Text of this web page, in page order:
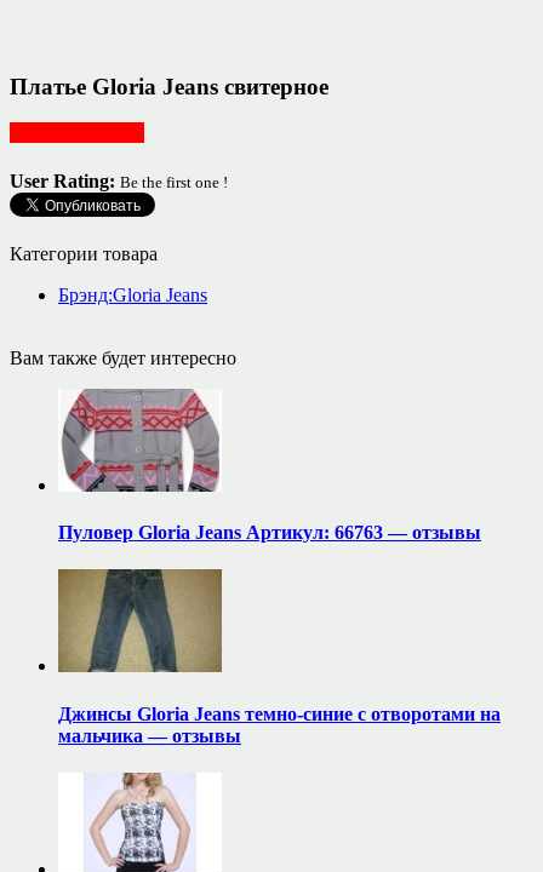
Платье Gloria Jeans свитерное
User Rating: Be the first one !
Категории товара
Брэнд:Gloria Jeans
Вам также будет интересно
Пуловер Gloria Jeans Артикул: 66763 — отзывы
Джинсы Gloria Jeans темно-синие с отворотами на
мальчика — отзывы